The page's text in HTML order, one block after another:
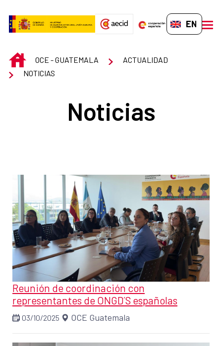
EN-GB
INICIOOCE - GUATEMALA
ACTUALIDAD
NOTICIAS
Noticias
Reunión de coordinación con
representantes de ONGD´S españolas
03/10/2025 OCE Guatemala